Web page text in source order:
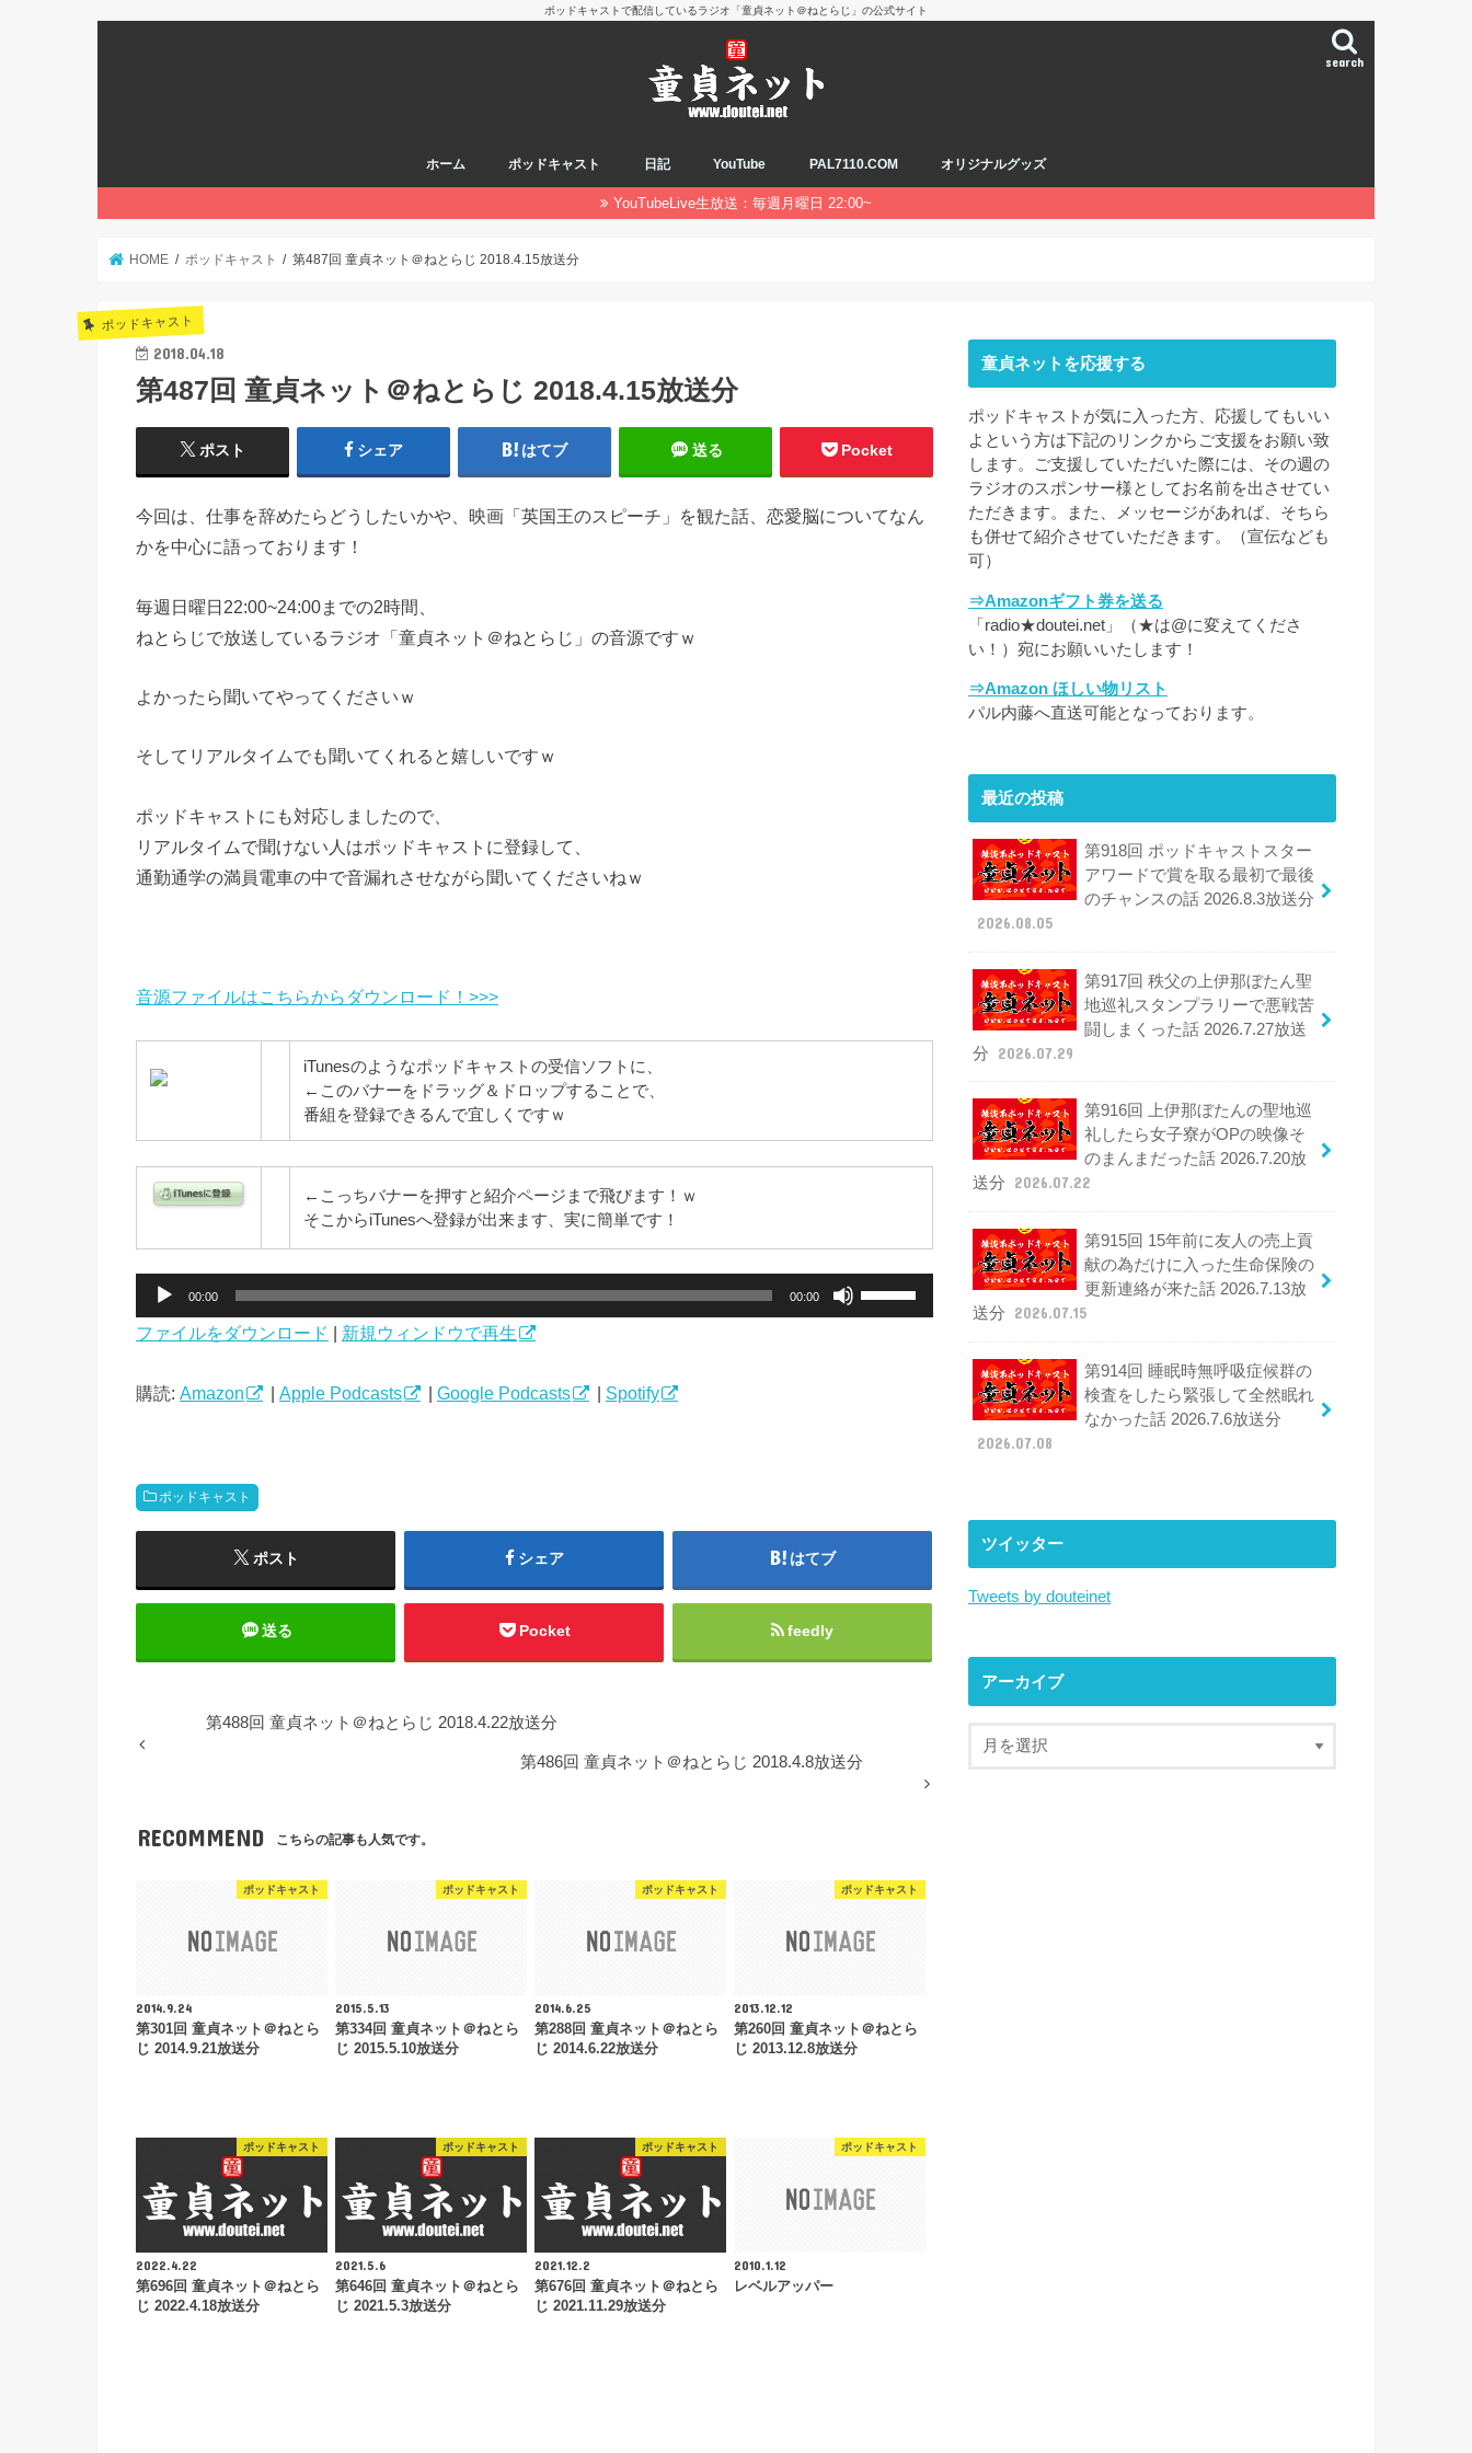
ポッドキャストで配信しているラジオ「童貞ネット＠ねとらじ」の公式サイト
search
ホーム ポッドキャスト 日記 YouTube PAL7110.COM オリジナルグッズ
YouTubeLive生放送：毎週月曜日 22:00~
HOME ポッドキャスト 第487回 童貞ネット＠ねとらじ 2018.4.15放送分
ポッドキャスト
2018.04.18
第487回 童貞ネット＠ねとらじ 2018.4.15放送分
ポスト シェア はてブ 送る Pocket
今回は、仕事を辞めたらどうしたいかや、映画「英国王のスピーチ」を観た話、恋愛脳についてなん
かを中心に語っております！
毎週日曜日22:00~24:00までの2時間、
ねとらじで放送しているラジオ「童貞ネット＠ねとらじ」の音源ですｗ
よかったら聞いてやってくださいｗ
そしてリアルタイムでも聞いてくれると嬉しいですｗ
ポッドキャストにも対応しましたので、
リアルタイムで聞けない人はポッドキャストに登録して、
通勤通学の満員電車の中で音漏れさせながら聞いてくださいねｗ
音源ファイルはこちらからダウンロード！>>>
iTunesのようなポッドキャストの受信ソフトに、
←このバナーをドラッグ＆ドロップすることで、
番組を登録できるんで宜しくですｗ
←こっちバナーを押すと紹介ページまで飛びます！ｗ
そこからiTunesへ登録が出来ます、実に簡単です！
プ
ー
00:00 00:00
印
て
ファイルをダウンロード 新規ウィンドウで再生
購読: Amazon | Apple Podcasts | Google Podcasts | Spotify
ポッドキャスト
ポスト シェア はてブ
送る Pocket feedly
第488回 童貞ネット＠ねとらじ 2018.4.22放送分
第486回 童貞ネット＠ねとらじ 2018.4.8放送分
RECOMMEND こちらの記事も人気です。
ポッドキャスト
2014.9.24
第301回 童貞ネット＠ねとら
じ 2014.9.21放送分
ポッドキャスト
2015.5.13
第334回 童貞ネット＠ねとら
じ 2015.5.10放送分
ポッドキャスト
2014.6.25
第288回 童貞ネット＠ねとら
じ 2014.6.22放送分
ポッドキャスト
2013.12.12
第260回 童貞ネット＠ねとら
じ 2013.12.8放送分
ポッドキャスト
2022.4.22
第696回 童貞ネット＠ねとら
じ 2022.4.18放送分
ポッドキャスト
2021.5.6
第646回 童貞ネット＠ねとら
じ 2021.5.3放送分
ポッドキャスト
2021.12.2
第676回 童貞ネット＠ねとら
じ 2021.11.29放送分
ポッドキャスト
2010.1.12
レベルアッパー
童貞ネットを応援する
ポッドキャストが気に入った方、応援してもいい
よという方は下記のリンクからご支援をお願い致
します。ご支援していただいた際には、その週の
ラジオのスポンサー様としてお名前を出させてい
ただきます。また、メッセージがあれば、そちら
も併せて紹介させていただきます。（宣伝なども
可）
⇒Amazonギフト券を送る
「radio★doutei.net」（★は@に変えてくださ
い！）宛にお願いいたします！
⇒Amazon ほしい物リスト
パル内藤へ直送可能となっております。
最近の投稿
第918回 ポッドキャストスター
アワードで賞を取る最初で最後
のチャンスの話 2026.8.3放送分
2026.08.05
第917回 秩父の上伊那ぼたん聖
地巡礼スタンプラリーで悪戦苦
闘しまくった話 2026.7.27放送
分
2026.07.29
第916回 上伊那ぼたんの聖地巡
礼したら女子寮がOPの映像そ
のまんまだった話 2026.7.20放
送分
2026.07.22
第915回 15年前に友人の売上貢
献の為だけに入った生命保険の
更新連絡が来た話 2026.7.13放
送分
2026.07.15
第914回 睡眠時無呼吸症候群の
検査をしたら緊張して全然眠れ
なかった話 2026.7.6放送分
2026.07.08
ツイッター
Tweets by douteinet
アーカイブ